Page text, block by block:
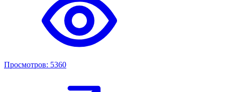
Просмотров: 5360